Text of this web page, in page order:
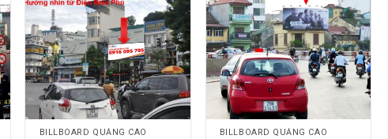
BILLBOARD QUẢNG CÁO BILLBOARD QUẢNG CÁO